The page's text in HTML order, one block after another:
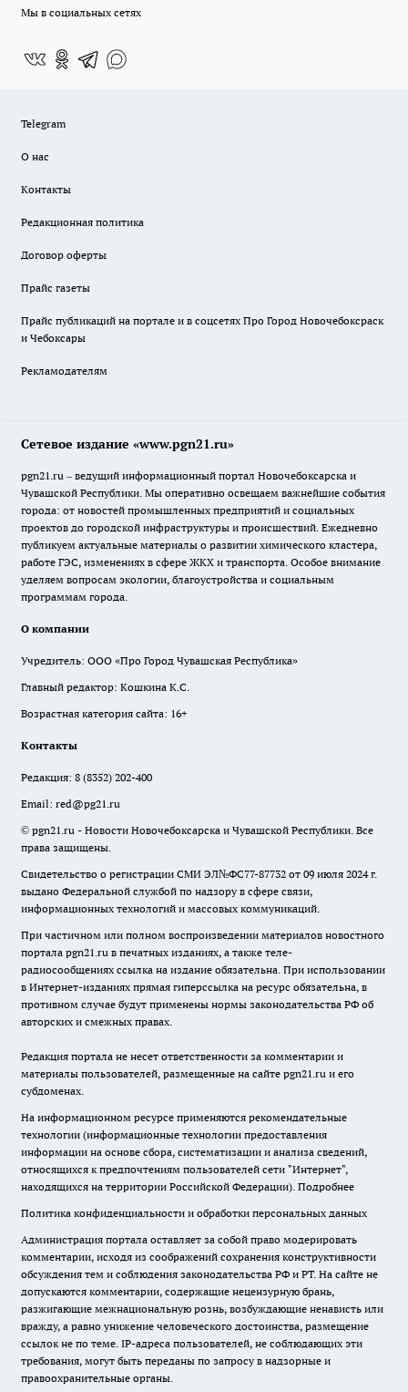
Мы в социальных сетях
Telegram
О нас
Контакты
Редакционная политика
Договор оферты
Прайс газеты
Прайс публикаций на портале и в соцсетях Про Город Новочебоксраск
и Чебоксары
Рекламодателям
Сетевое издание «www.pgn21.ru»
pgn21.ru – ведущий информационный портал Новочебоксарска и
Чувашской Республики. Мы оперативно освещаем важнейшие события
города: от новостей промышленных предприятий и социальных
проектов до городской инфраструктуры и происшествий. Ежедневно
публикуем актуальные материалы о развитии химического кластера,
работе ГЭС, изменениях в сфере ЖКХ и транспорта. Особое внимание
уделяем вопросам экологии, благоустройства и социальным
программам города.
О компании
Учредитель: ООО «Про Город Чувашская Республика»
Главный редактор: Кошкина К.С.
Возрастная категория сайта: 16+
Контакты
Редакция: 8 (8352) 202-400
Email: red@pg21.ru
© pgn21.ru - Новости Новочебоксарска и Чувашской Республики. Все
права защищены.
Свидетельство о регистрации СМИ ЭЛ№ФС77-87732 от 09 июля 2024 г.
выдано Федеральной службой по надзору в сфере связи,
информационных технологий и массовых коммуникаций.
При частичном или полном воспроизведении материалов новостного
портала pgn21.ru в печатных изданиях, а также теле-
радиосообщениях ссылка на издание обязательна. При использовании
в Интернет-изданиях прямая гиперссылка на ресурс обязательна, в
противном случае будут применены нормы законодательства РФ об
авторских и смежных правах.
Редакция портала не несет ответственности за комментарии и
материалы пользователей, размещенные на сайте pgn21.ru и его
субдоменах.
На информационном ресурсе применяются рекомендательные
технологии (информационные технологии предоставления
информации на основе сбора, систематизации и анализа сведений,
относящихся к предпочтениям пользователей сети "Интернет",
находящихся на территории Российской Федерации). Подробнее
Политика конфиденциальности и обработки персональных данных
Администрация портала оставляет за собой право модерировать
комментарии, исходя из соображений сохранения конструктивности
обсуждения тем и соблюдения законодательства РФ и РТ. На сайте не
допускаются комментарии, содержащие нецензурную брань,
разжигающие межнациональную рознь, возбуждающие ненависть или
вражду, а равно унижение человеческого достоинства, размещение
ссылок не по теме. IP-адреса пользователей, не соблюдающих эти
требования, могут быть переданы по запросу в надзорные и
правоохранительные органы.